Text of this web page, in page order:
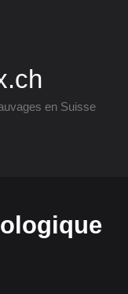
en Suisse